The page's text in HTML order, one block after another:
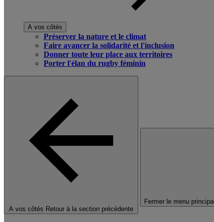
A vos côtés
Préserver la nature et le climat
Faire avancer la solidarité et l'inclusion
Donner toute leur place aux territoires
Porter l'élan du rugby féminin
A vos côtés Retour à la section précédente
Fermer le menu principal